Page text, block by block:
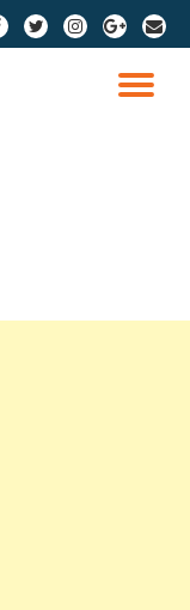
fa-
twitter
fa-
instagram
fa-
google-
plus
fa-
切